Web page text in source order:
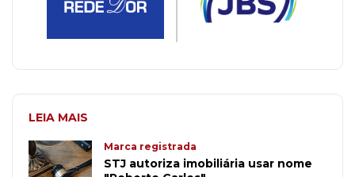
LEIA MAIS
Marca registrada
STJ autoriza imobiliária usar nome